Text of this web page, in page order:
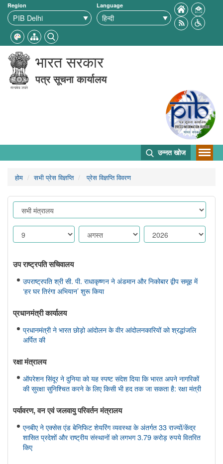
Region Language
भारत सरकार
पत्र सूचना कार्यालय
उन्नत खोज
होम सभी प्रेस विज्ञप्ति प्रेस विज्ञप्ति विवरण
उप राष्ट्रपति सचिवालय
उपराष्ट्रपति श्री सी. पी. राधाकृष्णन ने अंडमान और निकोबार द्वीप समूह में
‘हर घर तिरंगा अभियान’ शुरू किया
प्रधानमंत्री कार्यालय
प्रधानमंत्री ने भारत छोड़ो आंदोलन के वीर आंदोलनकारियों को श्रद्धांजलि
अर्पित की
रक्षा मंत्रालय
ऑपरेशन सिंदूर ने दुनिया को यह स्पष्ट संदेश दिया कि भारत अपने नागरिकों
की सुरक्षा सुनिश्चित करने के लिए किसी भी हद तक जा सकता है: रक्षा मंत्री
पर्यावरण, वन एवं जलवायु परिवर्तन मंत्रालय
एनबीए ने एक्सेस एंड बेनिफिट शेयरिंग व्यवस्था के अंतर्गत 33 राज्यों/केंद्र
शासित प्रदेशों और राष्ट्रीय संस्थानों को लगभग 3.79 करोड़ रुपये वितरित
किए